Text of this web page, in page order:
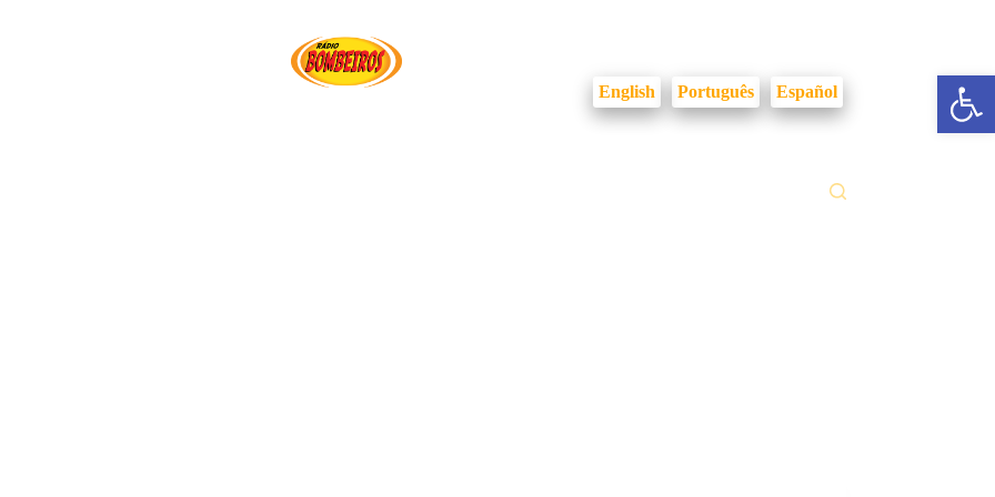
Abrir a barra de ferramentas
English Português Español